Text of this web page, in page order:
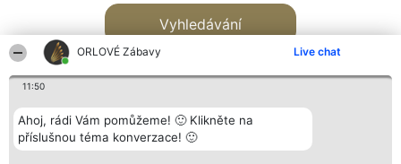
ORLOVÉ Zábavy Live chat
11:50
Ahoj, rádi Vám pomůžeme! 🙂 Klikněte na
příslušnou téma konverzace! 🙂
Vyhledávání